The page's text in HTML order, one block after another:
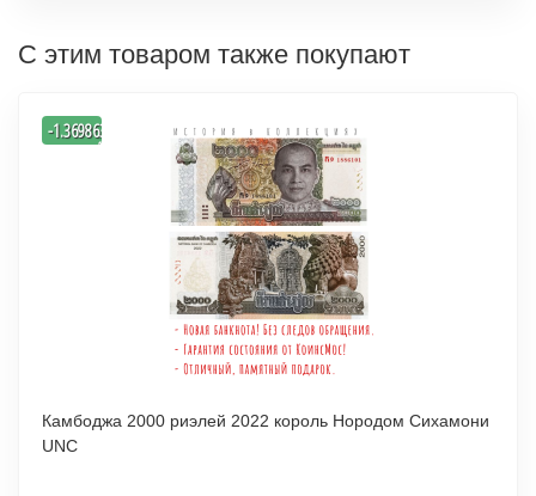
С этим товаром также покупают
-
-1.3698630136986
%
Камбоджа 2000 риэлей 2022 король Нородом Сихамони
UNC